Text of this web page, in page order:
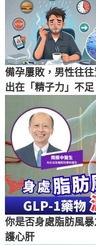
備孕屢敗，男性往
出在「精子力」不足
你是否身處脂肪風
護心肝